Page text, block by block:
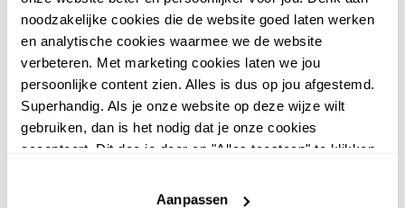
noodzakelijke cookies die de website goed laten werken
en analytische cookies waarmee we de website
verbeteren. Met marketing cookies laten we jou
persoonlijke content zien. Alles is dus op jou afgestemd.
Superhandig. Als je onze website op deze wijze wilt
gebruiken, dan is het nodig dat je onze cookies
accepteert. Dit doe je door op "Alles toestaan" te klikken.
website niet optimaal functioneert.
Aanpassen